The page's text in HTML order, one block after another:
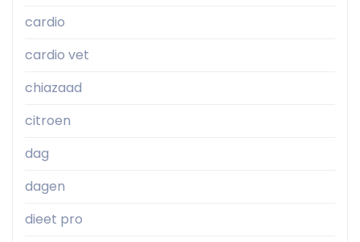
cardio
cardio vet
chiazaad
citroen
dag
dagen
dieet pro